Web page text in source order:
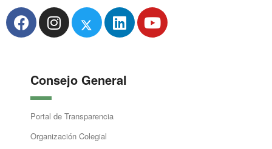
Consejo General
Portal de Transparencia
Organización Colegial